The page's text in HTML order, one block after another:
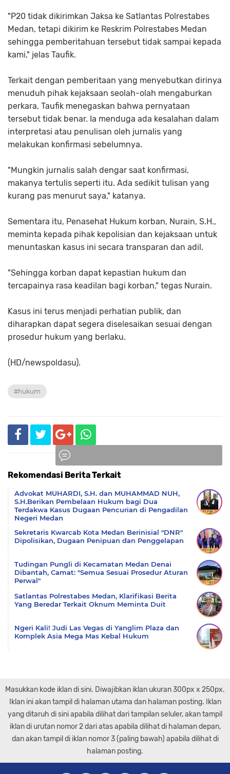
"P20 tidak dikirimkan Jaksa ke Satlantas Polrestabes
Medan, tetapi dikirim ke Reskrim Polrestabes Medan
sehingga pemberitahuan tersebut tidak sampai kepada
kami," jelas Taufik.
Terkait dengan pemberitaan yang menyebutkan dirinya
menuduh pihak kejaksaan seolah-olah mengaburkan
perkara, Taufik menegaskan bahwa pernyataan
tersebut tidak benar. Ia menduga ada kesalahan dalam
interpretasi atau penulisan oleh jurnalis yang
melakukan konfirmasi sebelumnya.
"Mungkin jurnalis salah dengar saat konfirmasi,
makanya tertulis seperti itu. Ada sedikit tulisan yang
kurang pas menurut saya," katanya.
Sementara itu, Penasehat Hukum korban, Nurain, S.H.,
meminta kepada pihak kepolisian dan kejaksaan untuk
menuntaskan kasus ini secara transparan dan adil.
"Sehingga korban dapat kepastian hukum dan
tercapainya rasa keadilan bagi korban," tegas Nurain.
Kasus ini terus menjadi perhatian publik, dan
diharapkan dapat segera diselesaikan sesuai dengan
prosedur hukum yang berlaku.
(HD/newspoldasu).
#hukum
Rekomendasi Berita Terkait
Advokat MUHARDI, S.H. dan MUHAMMAD NUH,
S.H.Berikan Pembelaan Hukum bagi Dua
Terdakwa Kasus Dugaan Pencurian di Pengadilan
Negeri Medan
Sekretaris Kwarcab Kota Medan Berinisial "DNR"
Dipolisikan, Dugaan Penipuan dan Penggelapan
Tudingan Pungli di Kecamatan Medan Denai
Dibantah, Camat: "Semua Sesuai Prosedur Aturan
Perwal"
Satlantas Polrestabes Medan, Klarifikasi Berita
Yang Beredar Terkait Oknum Meminta Duit
Ngeri Kali! Judi Las Vegas di Yanglim Plaza dan
Komplek Asia Mega Mas Kebal Hukum
Masukkan kode iklan di sini. Diwajibkan iklan ukuran 300px x 250px.
Iklan ini akan tampil di halaman utama dan halaman posting. Iklan
yang ditaruh di sini apabila dilihat dari tampilan seluler, akan tampil
iklan di urutan nomor 2 dari atas apabila dilihat di halaman depan,
dan akan tampil di iklan nomor 3 (paling bawah) apabila dilihat di
halaman posting.